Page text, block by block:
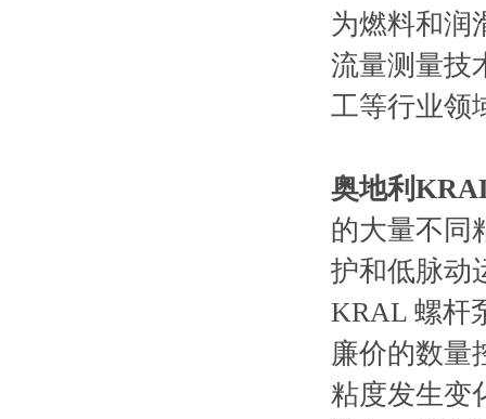
为燃料和润
流量测量技
工等行业领
奥地利
的大量不同
护和低脉动
KRAL 螺杆
廉价的数量
粘度发生变